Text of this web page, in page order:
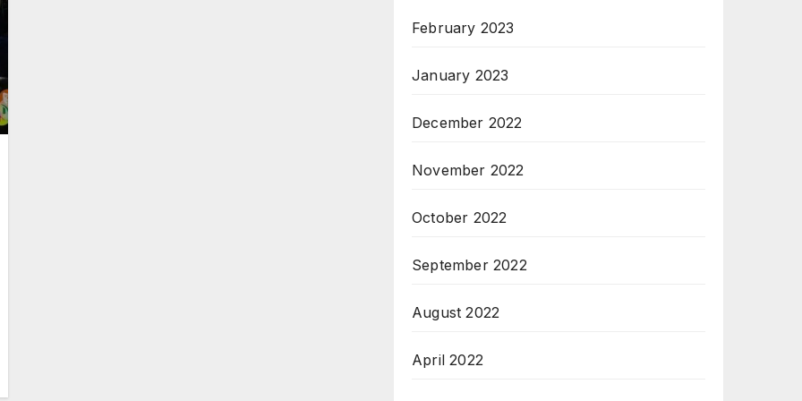
February 2023
January 2023
December 2022
November 2022
October 2022
September 2022
August 2022
April 2022